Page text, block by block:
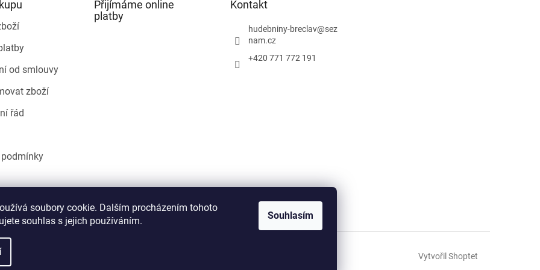
soubory cookie. Dalším procházením tohoto
souhlas s jejich používáním.
Souhlasím
od smlouvy
zboží
řád
Přijímáme online
platby
Kontakt
hudebniny-breclav@sez
nam.cz
+420 771 772 191
Heureka.cz
Vytvořil Shoptet
vyhrazena.